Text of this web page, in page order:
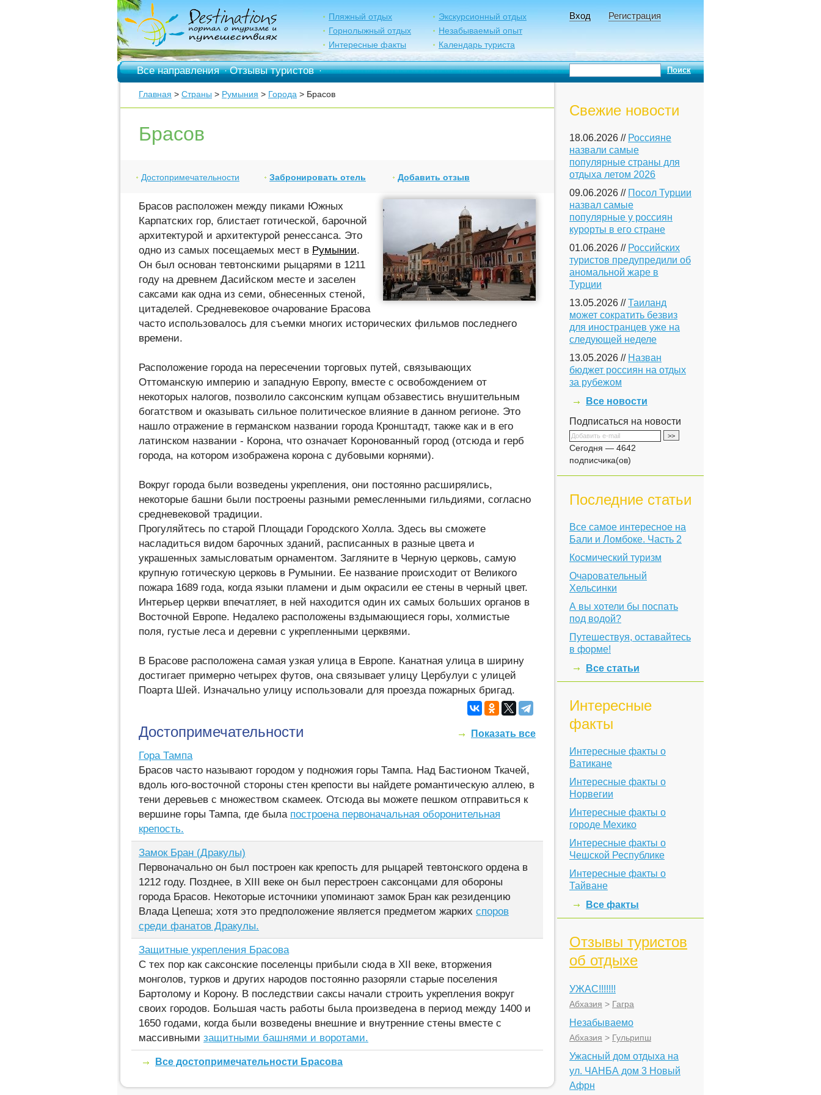
Пляжный отдых
Экскурсионный отдых
Горнолыжный отдых
Незабываемый опыт
Интересные факты
Календарь туриста
Вход Регистрация
Все направления·Отзывы туристов·
Главная > Страны > Румыния > Города > Брасов
Брасов
Достопримечательности Забронировать отель Добавить отзыв
Брасов расположен между пиками Южных
Карпатских гор, блистает готической, барочной
архитектурой и архитектурой ренессанса. Это
одно из самых посещаемых мест в Румынии.
Он был основан тевтонскими рыцарями в 1211
году на древнем Дасийском месте и заселен
саксами как одна из семи, обнесенных стеной,
цитаделей. Средневековое очарование Брасова
часто использовалось для съемки многих исторических фильмов последнего
времени.
Расположение города на пересечении торговых путей, связывающих
Оттоманскую империю и западную Европу, вместе с освобождением от
некоторых налогов, позволило саксонским купцам обзавестись внушительным
богатством и оказывать сильное политическое влияние в данном регионе. Это
нашло отражение в германском названии города Кронштадт, также как и в его
латинском названии - Корона, что означает Коронованный город (отсюда и герб
города, на котором изображена корона с дубовыми корнями).
Вокруг города были возведены укрепления, они постоянно расширялись,
некоторые башни были построены разными ремесленными гильдиями, согласно
средневековой традиции.
Прогуляйтесь по старой Площади Городского Холла. Здесь вы сможете
насладиться видом барочных зданий, расписанных в разные цвета и
украшенных замысловатым орнаментом. Загляните в Черную церковь, самую
крупную готическую церковь в Румынии. Ее название происходит от Великого
пожара 1689 года, когда языки пламени и дым окрасили ее стены в черный цвет.
Интерьер церкви впечатляет, в ней находится один их самых больших органов в
Восточной Европе. Недалеко расположены вздымающиеся горы, холмистые
поля, густые леса и деревни с укрепленными церквями.
В Брасове расположена самая узкая улица в Европе. Канатная улица в ширину
достигает примерно четырех футов, она связывает улицу Цербулуи с улицей
Поарта Шей. Изначально улицу использовали для проезда пожарных бригад.
Показать все
Достопримечательности
Гора Тампа
Брасов часто называют городом у подножия горы Тампа. Над Бастионом Ткачей,
вдоль юго-восточной стороны стен крепости вы найдете романтическую аллею, в
тени деревьев с множеством скамеек. Отсюда вы можете пешком отправиться к
вершине горы Тампа, где была построена первоначальная оборонительная
крепость.
Замок Бран (Дракулы)
Первоначально он был построен как крепость для рыцарей тевтонского ордена в
1212 году. Позднее, в XIII веке он был перестроен саксонцами для обороны
города Брасов. Некоторые источники упоминают замок Бран как резиденцию
Влада Цепеша; хотя это предположение является предметом жарких споров
среди фанатов Дракулы.
Защитные укрепления Брасова
С тех пор как саксонские поселенцы прибыли сюда в XII веке, вторжения
монголов, турков и других народов постоянно разоряли старые поселения
Бартолому и Корону. В последствии саксы начали строить укрепления вокруг
своих городов. Большая часть работы была произведена в период между 1400 и
1650 годами, когда были возведены внешние и внутренние стены вместе с
массивными защитными башнями и воротами.
Все достопримечательности Брасова
Свежие новости
18.06.2026 // Россияне
назвали самые
популярные страны для
отдыха летом 2026
09.06.2026 // Посол Турции
назвал самые
популярные у россиян
курорты в его стране
01.06.2026 // Российских
туристов предупредили об
аномальной жаре в
Турции
13.05.2026 //Таиланд
может сократить безвиз
для иностранцев уже на
следующей неделе
13.05.2026 // Назван
бюджет россиян на отдых
за рубежом
Все новости
Подписаться на новости
Сегодня — 4642
подписчика(ов)
Последние статьи
Все самое интересное на
Бали и Ломбоке. Часть 2
Космический туризм
Очаровательный
Хельсинки
А вы хотели бы поспать
под водой?
Путешествуя, оставайтесь
в форме!
Все статьи
Интересные
факты
Интересные факты о
Ватикане
Интересные факты о
Норвегии
Интересные факты о
городе Мехико
Интересные факты о
Чешской Республике
Интересные факты о
Тайване
Все факты
Отзывы туристов
об отдыхе
УЖАС!!!!!!!
Абхазия > Гагра
Незабываемо
Абхазия > Гульрипш
Ужасный дом отдыха на
ул. ЧАНБА дом 3 Новый
Афрн